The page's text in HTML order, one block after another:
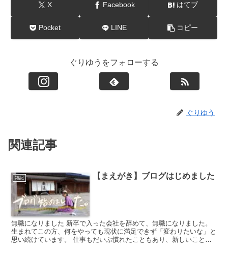
X Facebook はてブ
Pocket LINE コピー
ぐりゆうをフォローする
ぐりゆう
関連記事
雑記 【まえがき】ブログはじめました
無職になりました 新卒で入った会社を辞めて、無職になりました。
生まれてこの方、何をやっても現状に満足できず「変わりたいな」と
思い続けています。 仕事もだいぶ慣れたこともあり、新しいことに